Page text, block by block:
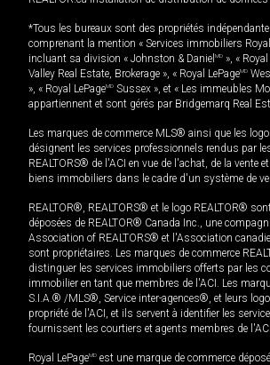
*Tous les bureaux sont des propriétés
comprenant la mention « Services immobiliers Royal
incluant sa division « Johnston & Daniel MD », «
Valley Real Estate, Brokerage », « Royal LePageMD
», « Royal LePageMD Sussex », et « Les immeubles
appartiennent et sont gérés par Bridgemarq Real
Les marques de commerce MLS® ainsi que les
désignent les services professionnels rendus par
REALTORS® de l'ACI en vue de l'achat, de la vente
biens immobiliers dans le cadre d'un système de
REALTOR®, REALTORS® et le logo REALTOR®
déposées de REALTOR® Canada Inc., une
Association of REALTORS® et l'Association
sont propriétaires. Les marques de commerce
distinguer les services immobiliers offerts par les
immobilier en tant que membres de l'ACI. Les
S.I.A.® /MLS®, Service inter-agences®, et leurs
propriété de l'ACI, et ils servent à identifier les
fournissent les courtiers et agents membres de l'ACI.
Royal LePageMD est une marque de commerce